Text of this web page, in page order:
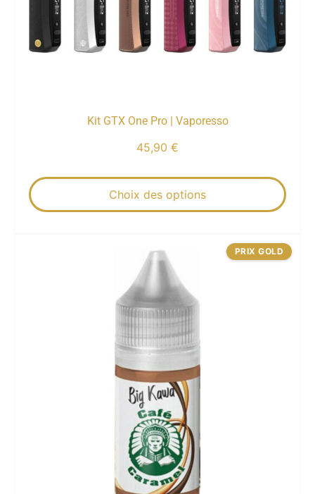
Kit GTX One Pro | Vaporesso
45,90 €
Choix des options
PRIX GOLD